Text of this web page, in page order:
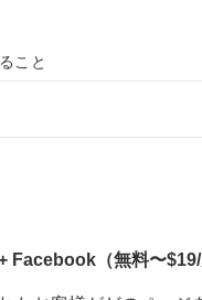
こと
Facebook （無料〜